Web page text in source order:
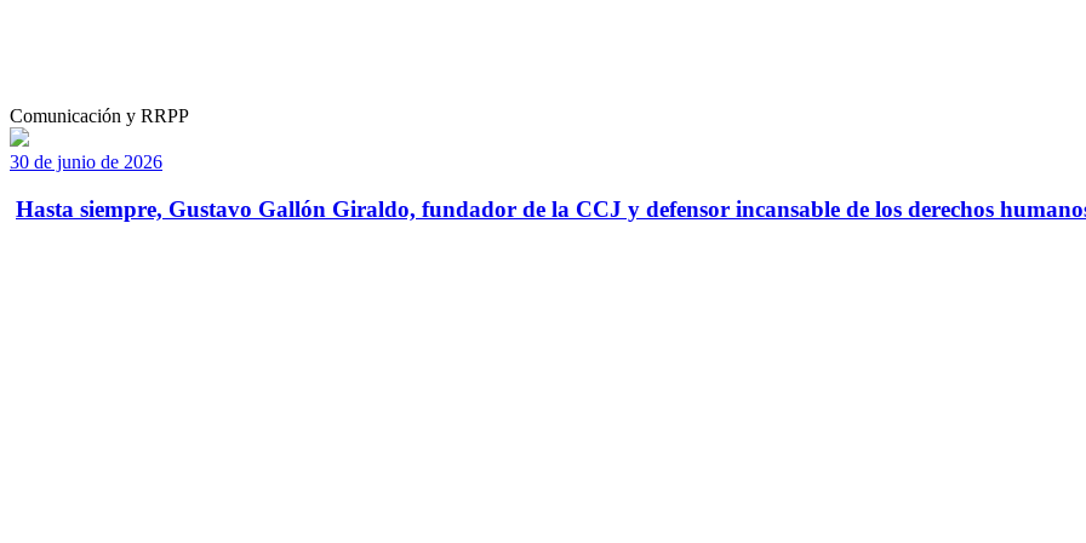
Comunicación y RRPP
30 de junio de 2026
Hasta siempre, Gustavo Gallón Giraldo, fundador de la CCJ y defensor incansable de los derechos